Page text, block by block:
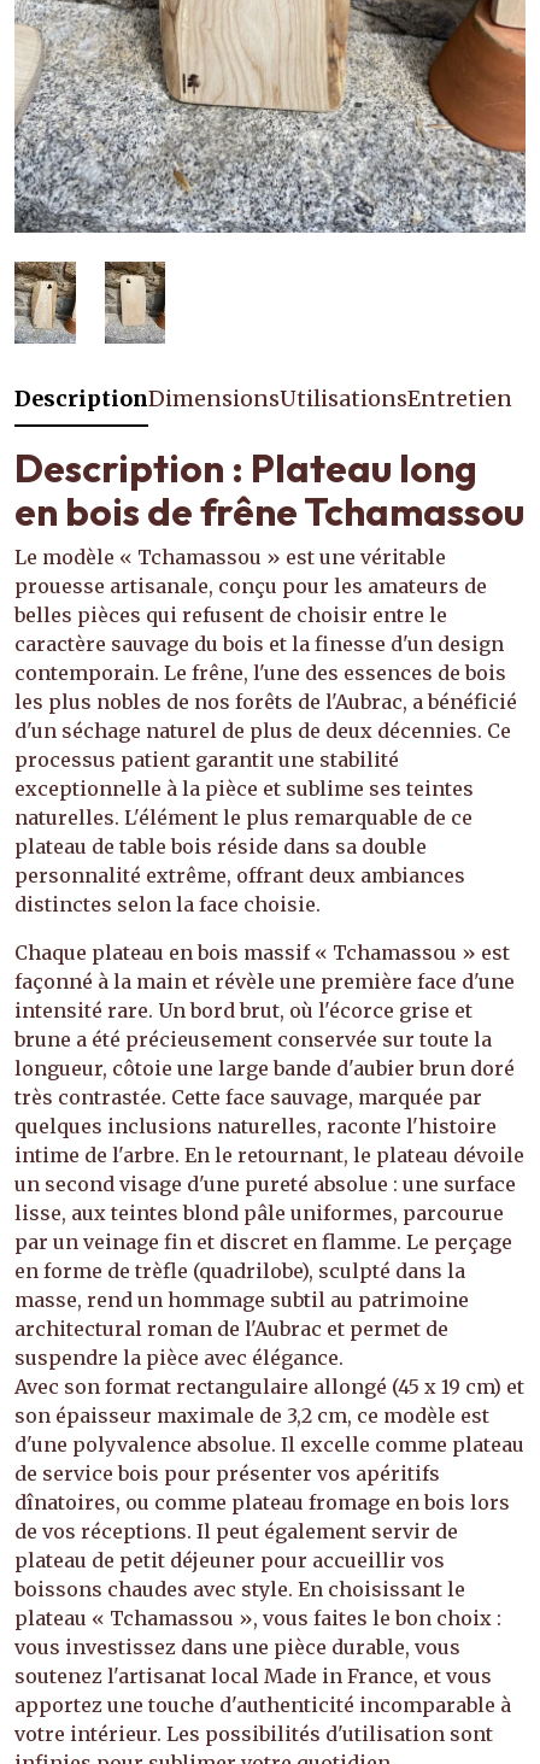
DescriptionDimensionsUtilisationsEntretien
Description : Plateau long
en bois de frêne Tchamassou
Le modèle « Tchamassou » est une véritable
prouesse artisanale, conçu pour les amateurs de
belles pièces qui refusent de choisir entre le
caractère sauvage du bois et la finesse d'un design
contemporain. Le frêne, l'une des essences de bois
les plus nobles de nos forêts de l'Aubrac, a bénéficié
d'un séchage naturel de plus de deux décennies. Ce
processus patient garantit une stabilité
exceptionnelle à la pièce et sublime ses teintes
naturelles. L'élément le plus remarquable de ce
plateau de table bois réside dans sa double
personnalité extrême, offrant deux ambiances
distinctes selon la face choisie.
Chaque plateau en bois massif « Tchamassou » est
façonné à la main et révèle une première face d'une
intensité rare. Un bord brut, où l'écorce grise et
brune a été précieusement conservée sur toute la
longueur, côtoie une large bande d'aubier brun doré
très contrastée. Cette face sauvage, marquée par
quelques inclusions naturelles, raconte l'histoire
intime de l'arbre. En le retournant, le plateau dévoile
un second visage d'une pureté absolue : une surface
lisse, aux teintes blond pâle uniformes, parcourue
par un veinage fin et discret en flamme. Le perçage
en forme de trèfle (quadrilobe), sculpté dans la
masse, rend un hommage subtil au patrimoine
architectural roman de l'Aubrac et permet de
suspendre la pièce avec élégance.
Avec son format rectangulaire allongé (45 x 19 cm) et
son épaisseur maximale de 3,2 cm, ce modèle est
d'une polyvalence absolue. Il excelle comme plateau
de service bois pour présenter vos apéritifs
dînatoires, ou comme plateau fromage en bois lors
de vos réceptions. Il peut également servir de
plateau de petit déjeuner pour accueillir vos
boissons chaudes avec style. En choisissant le
plateau « Tchamassou », vous faites le bon choix :
vous investissez dans une pièce durable, vous
soutenez l'artisanat local Made in France, et vous
apportez une touche d'authenticité incomparable à
votre intérieur. Les possibilités d'utilisation sont